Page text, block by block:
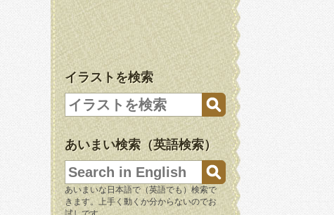
イラストを検索
あいまい検索（英語検索）
あいまいな日本語で（英語でも）検索で
きます。上手く動くか分からないのでお